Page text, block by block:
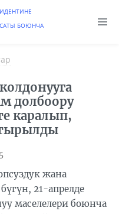
БОЮНЧА
долбоору
каралып,
жана
21-апрелде
маселелери боюнча